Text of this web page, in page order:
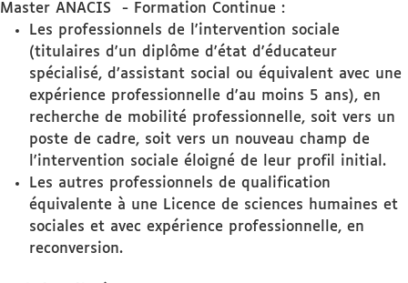
Master ANACIS - Formation Continue :
Les professionnels de l'intervention sociale
(titulaires d'un diplôme d'état d'éducateur
spécialisé, d’assistant social ou équivalent avec une
expérience professionnelle d'au moins 5 ans), en
recherche de mobilité professionnelle, soit vers un
poste de cadre, soit vers un nouveau champ de
l'intervention sociale éloigné de leur profil initial.
Les autres professionnels de qualification
équivalente à une Licence de sciences humaines et
sociales et avec expérience professionnelle, en
reconversion.